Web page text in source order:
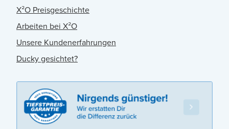
X²O Preisgeschichte
Arbeiten bei X²O
Unsere Kundenerfahrungen
Ducky gesichtet?